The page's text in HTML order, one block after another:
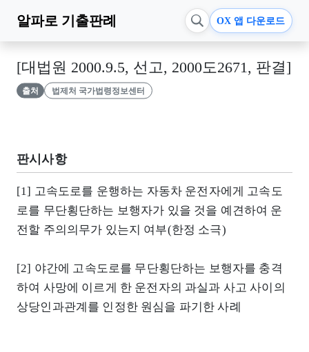
알파로 기출판례 OX 앱 다운로드
[대법원 2000.9.5, 선고, 2000도2671, 판결]
출처 법제처 국가법령정보센터
판시사항
[1] 고속도로를 운행하는 자동차 운전자에게 고속도
로를 무단횡단하는 보행자가 있을 것을 예견하여 운
전할 주의의무가 있는지 여부(한정 소극)
[2] 야간에 고속도로를 무단횡단하는 보행자를 충격
하여 사망에 이르게 한 운전자의 과실과 사고 사이의
상당인과관계를 인정한 원심을 파기한 사례